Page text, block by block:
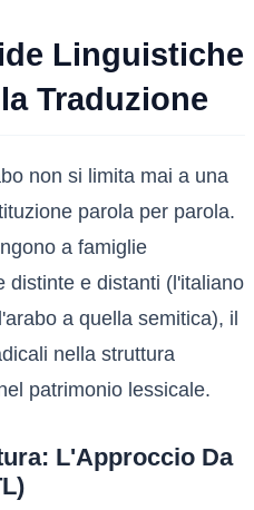
Linguistiche
Traduzione
non si limita mai a una
parola per parola.
a famiglie
distinte e distanti (l'italiano
a quella semitica), il
nella struttura
patrimonio lessicale.
L'Approccio Da